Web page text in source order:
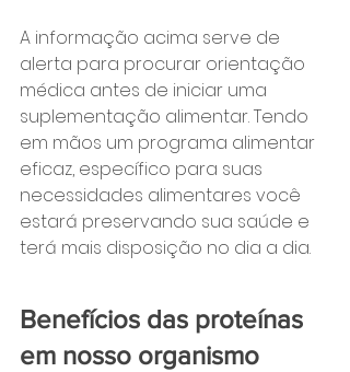
A informação acima serve de
alerta para procurar orientação
médica antes de iniciar uma
suplementação alimentar. Tendo
em mãos um programa alimentar
eficaz, específico para suas
necessidades alimentares você
estará preservando sua saúde e
terá mais disposição no dia a dia.
Benefícios das proteínas
em nosso organismo